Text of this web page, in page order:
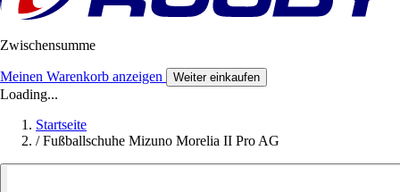
Zwischensumme
Meinen Warenkorb anzeigen Weiter einkaufen
Loading...
Startseite
/ Fußballschuhe Mizuno Morelia II Pro AG